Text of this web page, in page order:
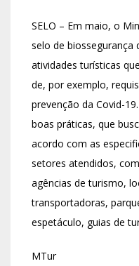
SELO – Em maio, o
selo de biossegurança
atividades turísticas
de, por exemplo,
prevenção da Covid-
boas práticas, que
acordo com as
setores atendidos,
agências de turismo,
transportadoras,
espetáculo, guias de
MTur